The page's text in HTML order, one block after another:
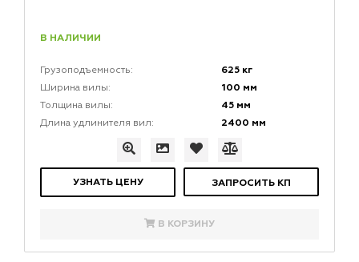
В НАЛИЧИИ
Грузоподъемность: 625 кг
Ширина вилы: 100 мм
Толщина вилы: 45 мм
Длина удлинителя вил: 2400 мм
УЗНАТЬ ЦЕНУ ЗАПРОСИТЬ КП
В КОРЗИНУ